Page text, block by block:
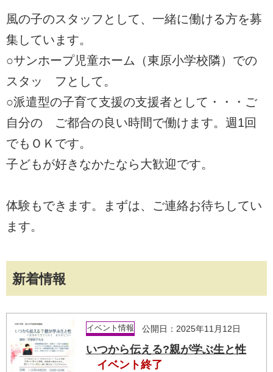
風の子のスタッフとして、一緒に働ける方を募
集しています。
○サンホープ児童ホーム（東原小学校隣）での
スタッ フとして。
○派遣型の子育て支援の支援者として・・・ご
自分の ご都合の良い時間で働けます。週1回
でもＯＫです。
子どもが好きなかたなら大歓迎です。
体験もできます。まずは、ご連絡お待ちしてい
ます。
新着情報
イベント情報 公開日：2025年11月12日
いつから伝える?親が学ぶ生と性
イベント終了